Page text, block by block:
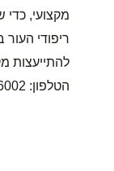
מקצועי, כדי
ריפודי
להתייעצות
הטלפון: 03-766-6002